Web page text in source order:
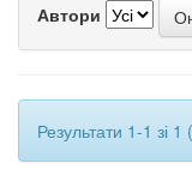
Автори
Результати 1-1 зі